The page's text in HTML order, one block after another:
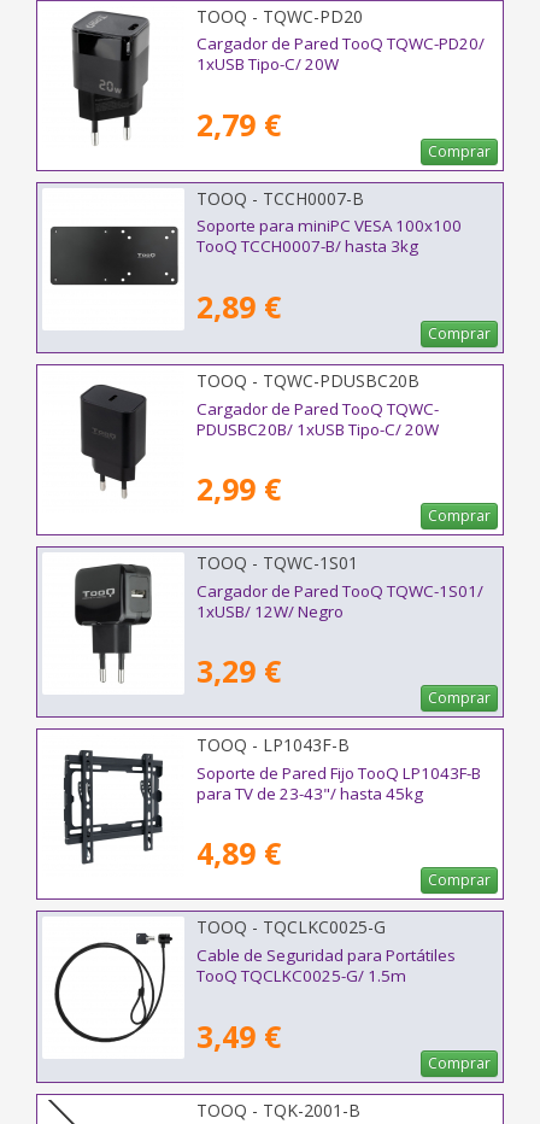
TOOQ - TQWC-PD20
Cargador de Pared TooQ TQWC-PD20/
1xUSB Tipo-C/ 20W
2,79 €
Comprar
TOOQ - TCCH0007-B
Soporte para miniPC VESA 100x100
TooQ TCCH0007-B/ hasta 3kg
2,89 €
Comprar
TOOQ - TQWC-PDUSBC20B
Cargador de Pared TooQ TQWC-
PDUSBC20B/ 1xUSB Tipo-C/ 20W
2,99 €
Comprar
TOOQ - TQWC-1S01
Cargador de Pared TooQ TQWC-1S01/
1xUSB/ 12W/ Negro
3,29 €
Comprar
TOOQ - LP1043F-B
Soporte de Pared Fijo TooQ LP1043F-B
para TV de 23-43"/ hasta 45kg
4,89 €
Comprar
TOOQ - TQCLKC0025-G
Cable de Seguridad para Portátiles
TooQ TQCLKC0025-G/ 1.5m
3,49 €
Comprar
TOOQ - TQK-2001-B